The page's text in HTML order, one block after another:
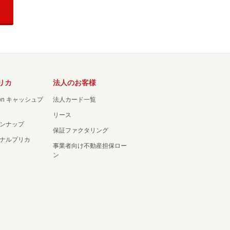
カ
キャッシュプ
ナップ
ルプリカ
法人のお客様
法人カード一覧
リース
保証ファクタリング
事業者向け不動産担保ロー
ン